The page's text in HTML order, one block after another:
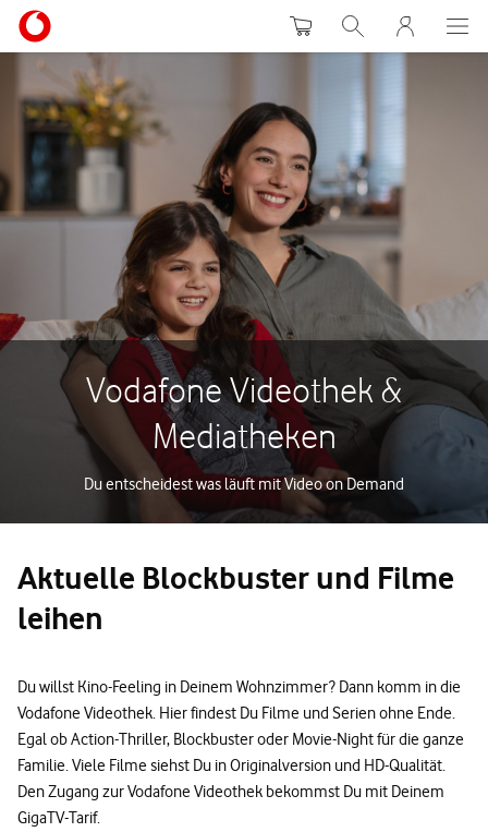
WarenkorbSuche MeinVodafone
Vodafone Videothek &
Mediatheken
Du entscheidest was läuft mit Video on Demand
Aktuelle Blockbuster und Filme
leihen
Du willst Kino-Feeling in Deinem Wohnzimmer? Dann komm in die
Vodafone Videothek. Hier findest Du Filme und Serien ohne Ende.
Egal ob Action-Thriller, Blockbuster oder Movie-Night für die ganze
Familie. Viele Filme siehst Du in Originalversion und HD-Qualität.
Den Zugang zur Vodafone Videothek bekommst Du mit Deinem
GigaTV-Tarif.